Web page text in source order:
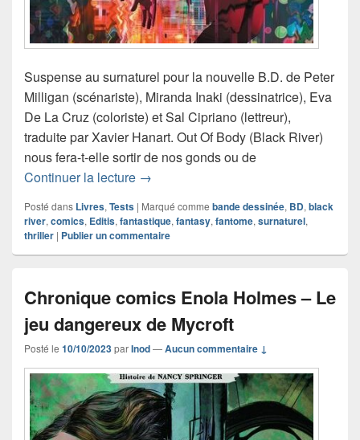
Suspense au surnaturel pour la nouvelle B.D. de Peter
Milligan (scénariste), Miranda Inaki (dessinatrice), Eva
De La Cruz (coloriste) et Sal Cipriano (lettreur),
traduite par Xavier Hanart. Out Of Body (Black River)
nous fera-t-elle sortir de nos gonds ou de
Continuer la lecture Chronique comics Out Of Body
→
Posté dans Livres, Tests | Marqué comme bande dessinée, BD, black
river, comics, Editis, fantastique, fantasy, fantome, surnaturel,
thriller | Publier un commentaire
Chronique comics Enola Holmes – Le
jeu dangereux de Mycroft
Posté le 10/10/2023parInod—Aucun commentaire ↓